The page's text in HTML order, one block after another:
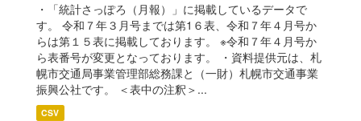
・「統計さっぽろ（月報）」に掲載しているデータで
す。 令和７年３月号までは第1６表、令和７年４月号か
らは第１５表に掲載しております。 ※令和７年４月号か
ら表番号が変更となっております。 ・資料提供元は、札
幌市交通局事業管理部総務課と（一財）札幌市交通事業
振興公社です。 ＜表中の注釈＞...
CSV